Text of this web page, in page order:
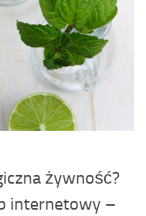
żywność?
internetowy –